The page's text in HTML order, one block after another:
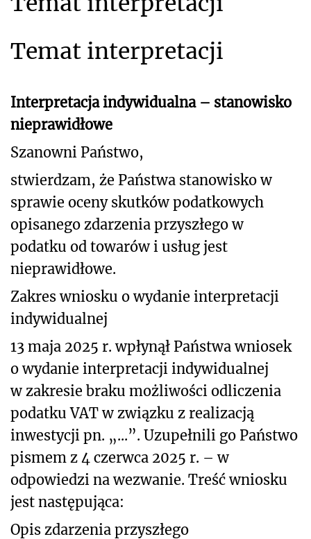
Temat interpretacji
Interpretacja indywidualna – stanowisko
nieprawidłowe
Szanowni Państwo,
stwierdzam, że Państwa stanowisko w
sprawie oceny skutków podatkowych
opisanego zdarzenia przyszłego w
podatku od towarów i usług jest
nieprawidłowe.
Zakres wniosku o wydanie interpretacji
indywidualnej
13 maja 2025 r. wpłynął Państwa wniosek
o wydanie interpretacji indywidualnej
w zakresie braku możliwości odliczenia
podatku VAT w związku z realizacją
inwestycji pn. „...”. Uzupełnili go Państwo
pismem z 4 czerwca 2025 r. – w
odpowiedzi na wezwanie. Treść wniosku
jest następująca:
Opis zdarzenia przyszłego